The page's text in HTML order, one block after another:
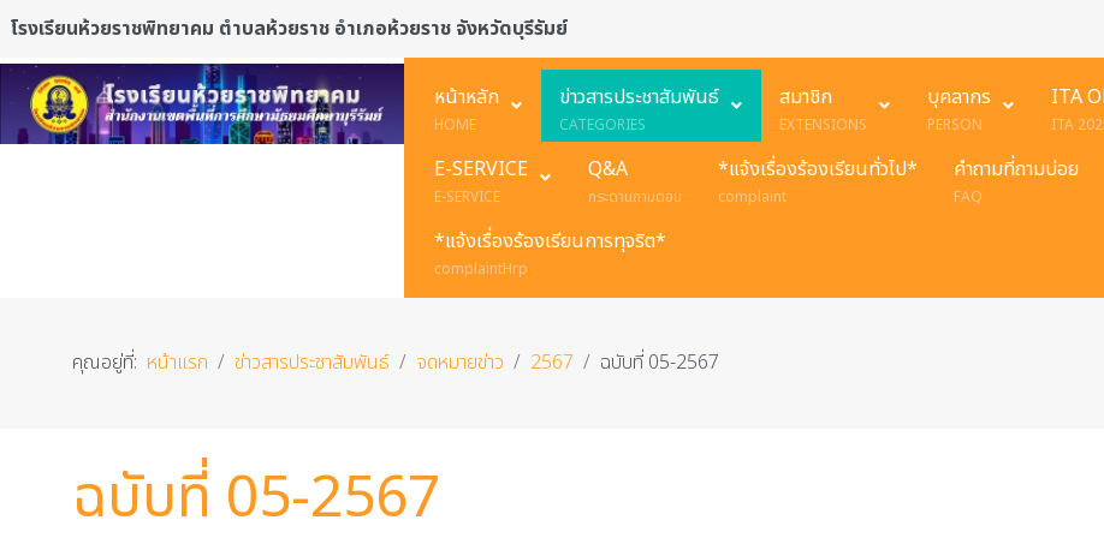
โรงเรียนห้วยราชพิทยาคม ตำบลห้วยราช อำเภอห้วยราช จังหวัดบุรีรัมย์
หน้าหลัก
HOME
ข่าวสารประชาสัมพันธ์
CATEGORIES
สมาชิก
EXTENSIONS
บุคลากร
PERSON
ITA
ITA
E-SERVICE
E-SERVICE
Q&A
กระดานถามตอบ
*แจ้งเรื่องร้องเรียนทั่วไป*
complaint
คำถามที่ถามบ่อย
FAQ
*แจ้งเรื่องร้องเรียนการทุจริต*
complaintHrp
คุณอยู่ที่: หน้าแรก ข่าวสารประชาสัมพันธ์ จดหมายข่าว 2567 ฉบับที่ 05-2567
ฉบับที่ 05-2567